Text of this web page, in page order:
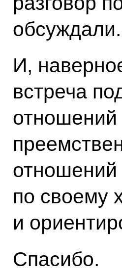
обсуждали.
И,
встреча
отношений
по своему
и
Спасибо.